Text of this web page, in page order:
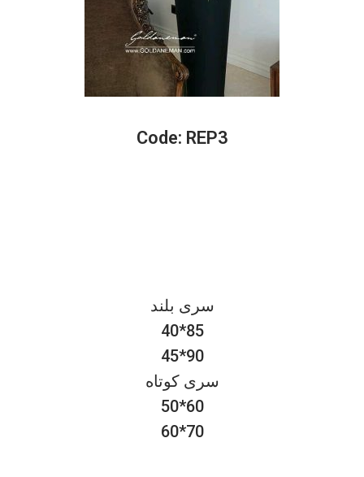
Code: REP3
سری بلند
40*85
45*90
سری کوتاه
50*60
60*70